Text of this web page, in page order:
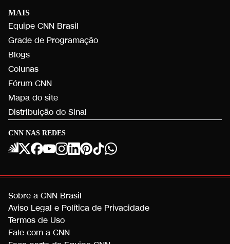
CNN NAS REDES
MAIS
Equipe CNN Brasil
Grade de Programação
Blogs
Colunas
Fórum CNN
Mapa do site
Distribuição do Sinal
Sobre a CNN Brasil
Aviso Legal e Política de Privacidade
Termos de Uso
Fale com a CNN